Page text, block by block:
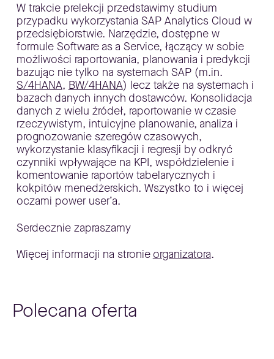
W trakcie prelekcji przedstawimy studium
przypadku wykorzystania SAP Analytics Cloud w
przedsiębiorstwie. Narzędzie, dostępne w
formule Software as a Service, łączący w sobie
możliwości raportowania, planowania i predykcji
bazując nie tylko na systemach SAP (m.in.
S/4HANA, BW/4HANA) lecz także na systemach i
bazach danych innych dostawców. Konsolidacja
danych z wielu źródeł, raportowanie w czasie
rzeczywistym, intuicyjne planowanie, analiza i
prognozowanie szeregów czasowych,
wykorzystanie klasyfikacji i regresji by odkryć
czynniki wpływające na KPI, współdzielenie i
komentowanie raportów tabelarycznych i
kokpitów menedżerskich. Wszystko to i więcej
oczami power user’a.
Serdecznie zapraszamy
Więcej informacji na stronie organizatora.
Polecana oferta